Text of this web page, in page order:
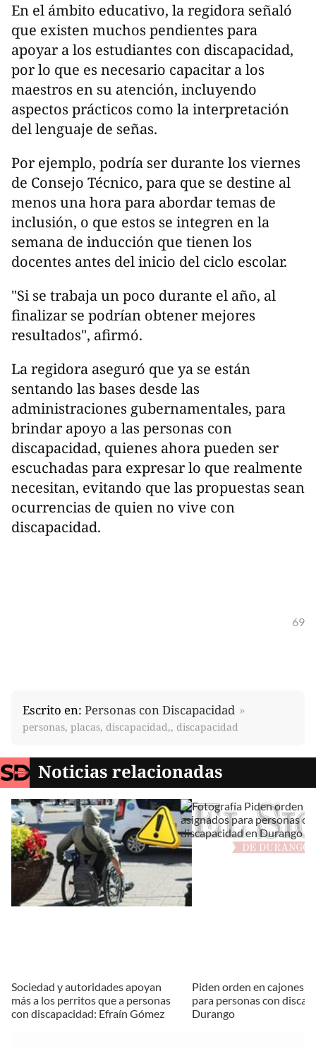
En el ámbito educativo, la regidora señaló
que existen muchos pendientes para
apoyar a los estudiantes con discapacidad,
por lo que es necesario capacitar a los
maestros en su atención, incluyendo
aspectos prácticos como la interpretación
del lenguaje de señas.
Por ejemplo, podría ser durante los viernes
de Consejo Técnico, para que se destine al
menos una hora para abordar temas de
inclusión, o que estos se integren en la
semana de inducción que tienen los
docentes antes del inicio del ciclo escolar.
"Si se trabaja un poco durante el año, al
finalizar se podrían obtener mejores
resultados", afirmó.
La regidora aseguró que ya se están
sentando las bases desde las
administraciones gubernamentales, para
brindar apoyo a las personas con
discapacidad, quienes ahora pueden ser
escuchadas para expresar lo que realmente
necesitan, evitando que las propuestas sean
ocurrencias de quien no vive con
discapacidad.
69
Escrito en: Personas con Discapacidad
personas, placas, discapacidad,, discapacidad
Noticias relacionadas
Sociedad y autoridades apoyan
más a los perritos que a personas
con discapacidad: Efraín Gómez
Piden orden en cajones
para personas con
Durango